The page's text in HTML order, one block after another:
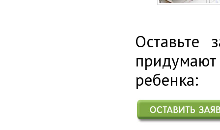
Оставьте
ребенка: